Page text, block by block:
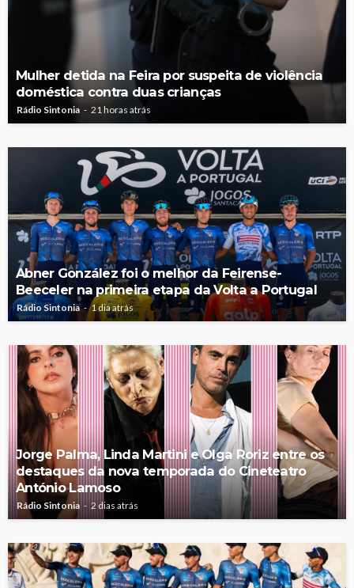
Mulher detida na Feira por suspeita de violência
doméstica contra duas crianças
Rádio Sintonia 21 horas atrás
Abner González foi o melhor da Feirense-
Beeceler na primeira etapa da Volta a Portugal
Rádio Sintonia 1 dia atrás
Jorge Palma, Linda Martini e Olga Roriz entre os
destaques da nova temporada do Cineteatro
António Lamoso
Rádio Sintonia 2 dias atrás